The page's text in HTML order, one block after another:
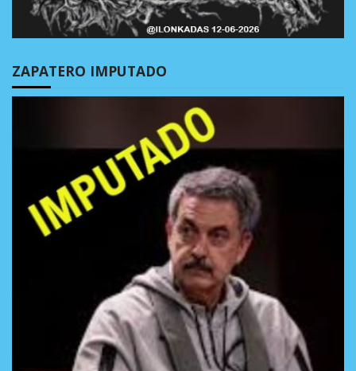
ZAPATERO IMPUTADO